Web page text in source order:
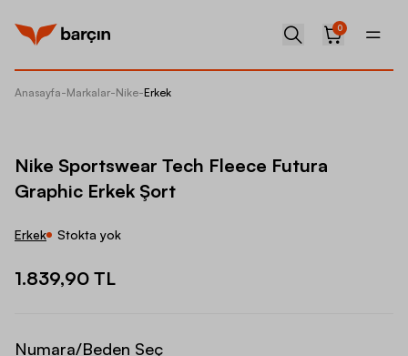
0
Anasayfa-Markalar-Nike-Erkek
Nike Sportswear Tech Fleece Futura
Graphic Erkek Şort
Erkek Stokta yok
1.839,90 TL
Numara/Beden Seç